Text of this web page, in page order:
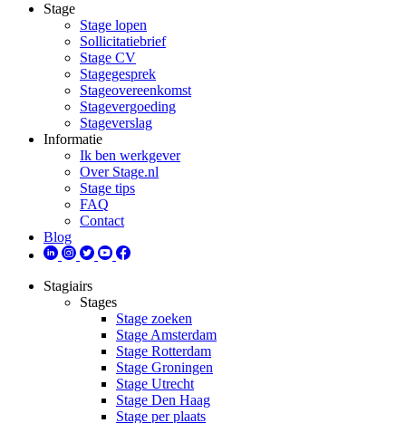
Stage
Stage lopen
Sollicitatiebrief
Stage CV
Stagegesprek
Stageovereenkomst
Stagevergoeding
Stageverslag
Informatie
Ik ben werkgever
Over Stage.nl
Stage tips
FAQ
Contact
Blog
Stagiairs
Stages
Stage zoeken
Stage Amsterdam
Stage Rotterdam
Stage Groningen
Stage Utrecht
Stage Den Haag
Stage per plaats